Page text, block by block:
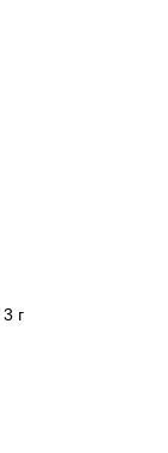
г